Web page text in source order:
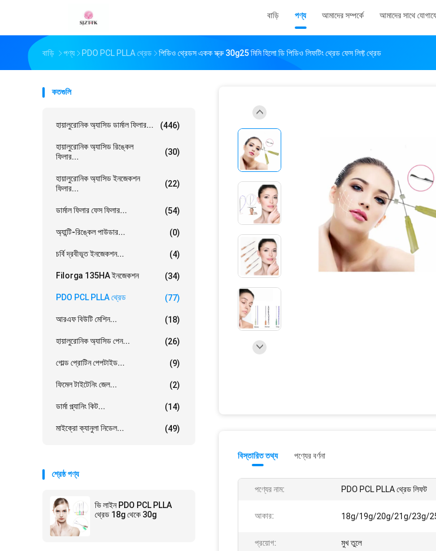
বাড়ি পণ্য আমাদের সম্পর্কে আমাদের সাথে
বাড়ি পণ্য PDO PCL PLLA থ্রেড পিডিও থ্রেডস একক স্ক্রু 30g25 মিমি হিলো ডি পিডিও লিফটিং থ্রেড ফেস লিফ্ট থ্রেড
কতগুলি
হায়ালুরোনিক অ্যাসিড ডার্মাল ফিলার... (446)
হায়ালুরোনিক অ্যাসিড রিঙ্কেল
ফিলার...
(30)
হায়ালুরোনিক অ্যাসিড ইনজেকশন
ফিলার...
(22)
ডার্মাল ফিলার ফেস ফিলার... (54)
অ্যান্টি-রিঙ্কেল পাউডার... (0)
চর্বি দ্রবীভূত ইনজেকশন... (4)
Filorga 135HA ইনজেকশন (34)
PDO PCL PLLA থ্রেড (77)
আরএফ বিউটি মেশিন... (18)
হায়ালুরোনিক অ্যাসিড পেন... (26)
গোল্ড প্রোটিন পেপটাইড... (9)
ফিমেল টাইটেনিং জেল... (2)
ডার্মা প্ল্যানিং কিট... (14)
মাইক্রো ক্যানুলা নিডেল... (49)
শ্রেষ্ঠ পণ্য
ভি লাইন PDO PCL PLLA
থ্রেড 18g থেকে 30g
বিস্তারিত তথ্য পণ্যের বর্ণনা
পণ্যের নাম: PDO PCL PLLA থ্রেড লিফট
আকার: 18g/19g/20g/21g/23g/
প্রয়োগ: মুখ তুলে